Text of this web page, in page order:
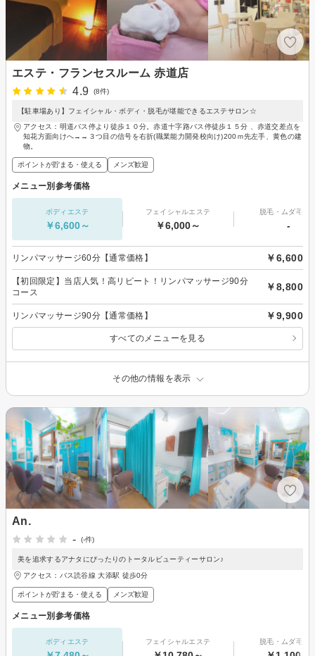
エステ・フランセスルーム 赤道店
4.9
(8件)
【駐車場あり】フェイシャル・ボディ・脱毛が堪能できるエステサロン☆
アクセス：明道バス停より徒歩１０分。赤道十字路バス停徒歩１５分 、赤道交差点を
知花方面向けへ→→３つ目の信号を右折(職業能力開発校向け)200ｍ先左手、黄色の建
物。
ポイントが貯まる・使える メンズ歓迎
メニュー別参考価格
ボディエステ
￥6,600～
フェイシャルエステ
￥6,000～
脱毛・ムダ毛処
-
リンパマッサージ60分【通常価格】 ￥6,600
【初回限定】当店人気！高リピート！リンパマッサージ90分
コース
￥8,800
リンパマッサージ90分【通常価格】 ￥9,900
すべてのメニューを見る
その他の情報を表示
An.
-
(-件)
美を追求するアナタにぴったりのトータルビューティーサロン♪
アクセス：バス読谷線 大添駅 徒歩0分
ポイントが貯まる・使える メンズ歓迎
メニュー別参考価格
ボディエステ フェイシャルエステ 脱毛・ムダ毛処